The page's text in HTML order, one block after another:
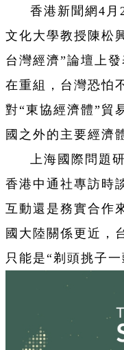
香港新聞網4
文化大學教授陳松
台灣經濟”論壇上
在重組，台灣恐怕
對“東協經濟體”貿
國之外的主要經濟
上海國際問題
香港中通社專訪時
互動還是務實合作
國大陸關係更近，
只能是“剃頭挑子一